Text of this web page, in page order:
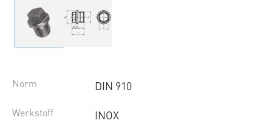
Norm DIN 910
Werkstoff INOX